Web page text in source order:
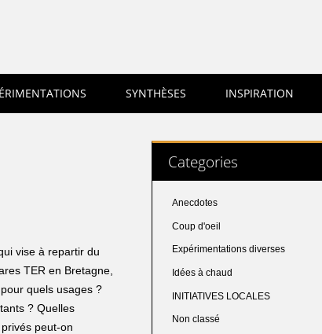
SYNTHÈSES INSPIRATION
vise à repartir du
TER en Bretagne,
quels usages ?
? Quelles
peut-on
Categories
Anecdotes
Coup d'oeil
Expérimentations diverses
Idées à chaud
INITIATIVES LOCALES
Non classé